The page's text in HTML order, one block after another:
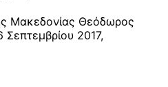
Μακεδονίας Θεόδωρος
Σεπτεμβρίου 2017,